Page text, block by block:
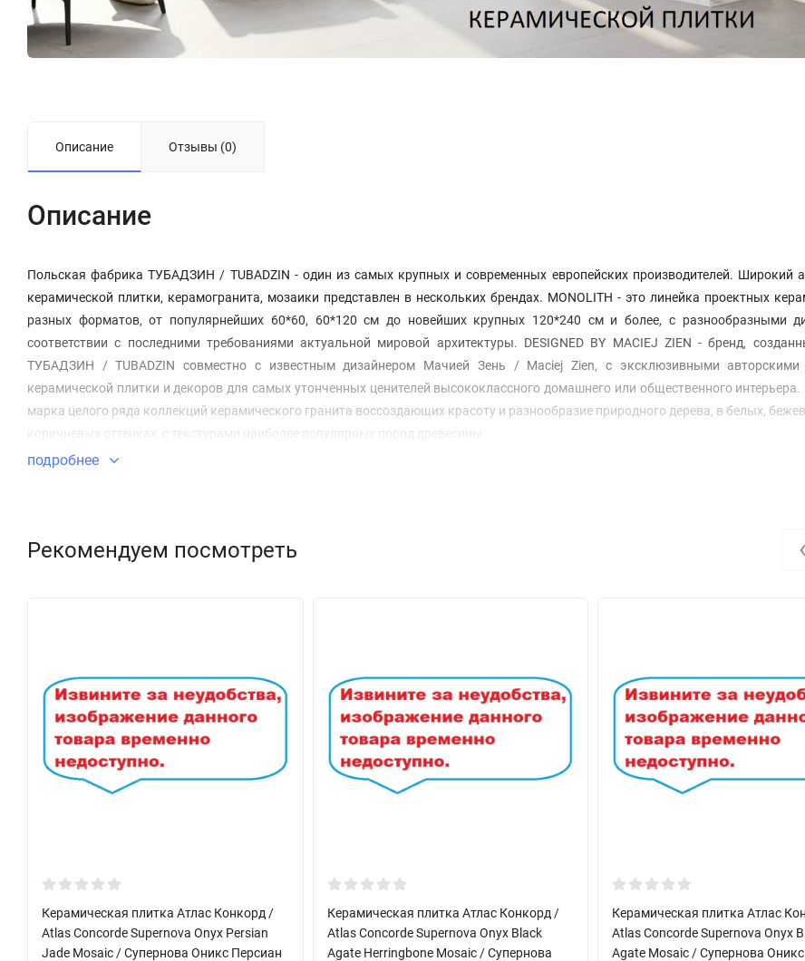
Описание Отзывы (0)
Описание
Польская фабрика ТУБАДЗИН / TUBADZIN - один из самых крупных и современных европейских производителей. Широкий
керамической плитки, керамогранита, мозаики представлен в нескольких брендах. MONOLITH - это линейка проектных
разных форматов, от популярнейших 60*60, 60*120 см до новейших крупных 120*240 см и более, с разнообразными
соответствии с последними требованиями актуальной мировой архитектуры. DESIGNED BY MACIEJ ZIEN - бренд,
ТУБАДЗИН / TUBADZIN совместно с известным дизайнером Мачией Зень / Maciej Zien, с эксклюзивными авторскими
керамической плитки и декоров для самых утонченных ценителей высококлассного домашнего или общественного интерьера.
марка целого ряда коллекций керамического гранита воссоздающих красоту и разнообразие природного дерева, в белых,
коричневых оттенках, с текстурами наиболее популярных пород древесины.
подробнее
Рекомендуем посмотреть
Керамическая плитка Атлас Конкорд /
Atlas Concorde Supernova Onyx Persian
Jade Mosaic / Супернова Оникс Персиан
Керамическая плитка Атлас Конкорд /
Atlas Concorde Supernova Onyx Black
Agate Herringbone Mosaic / Супернова
Керамическая плитка Атлас
Atlas Concorde Supernova Onyx
Agate Mosaic / Супернова
‹